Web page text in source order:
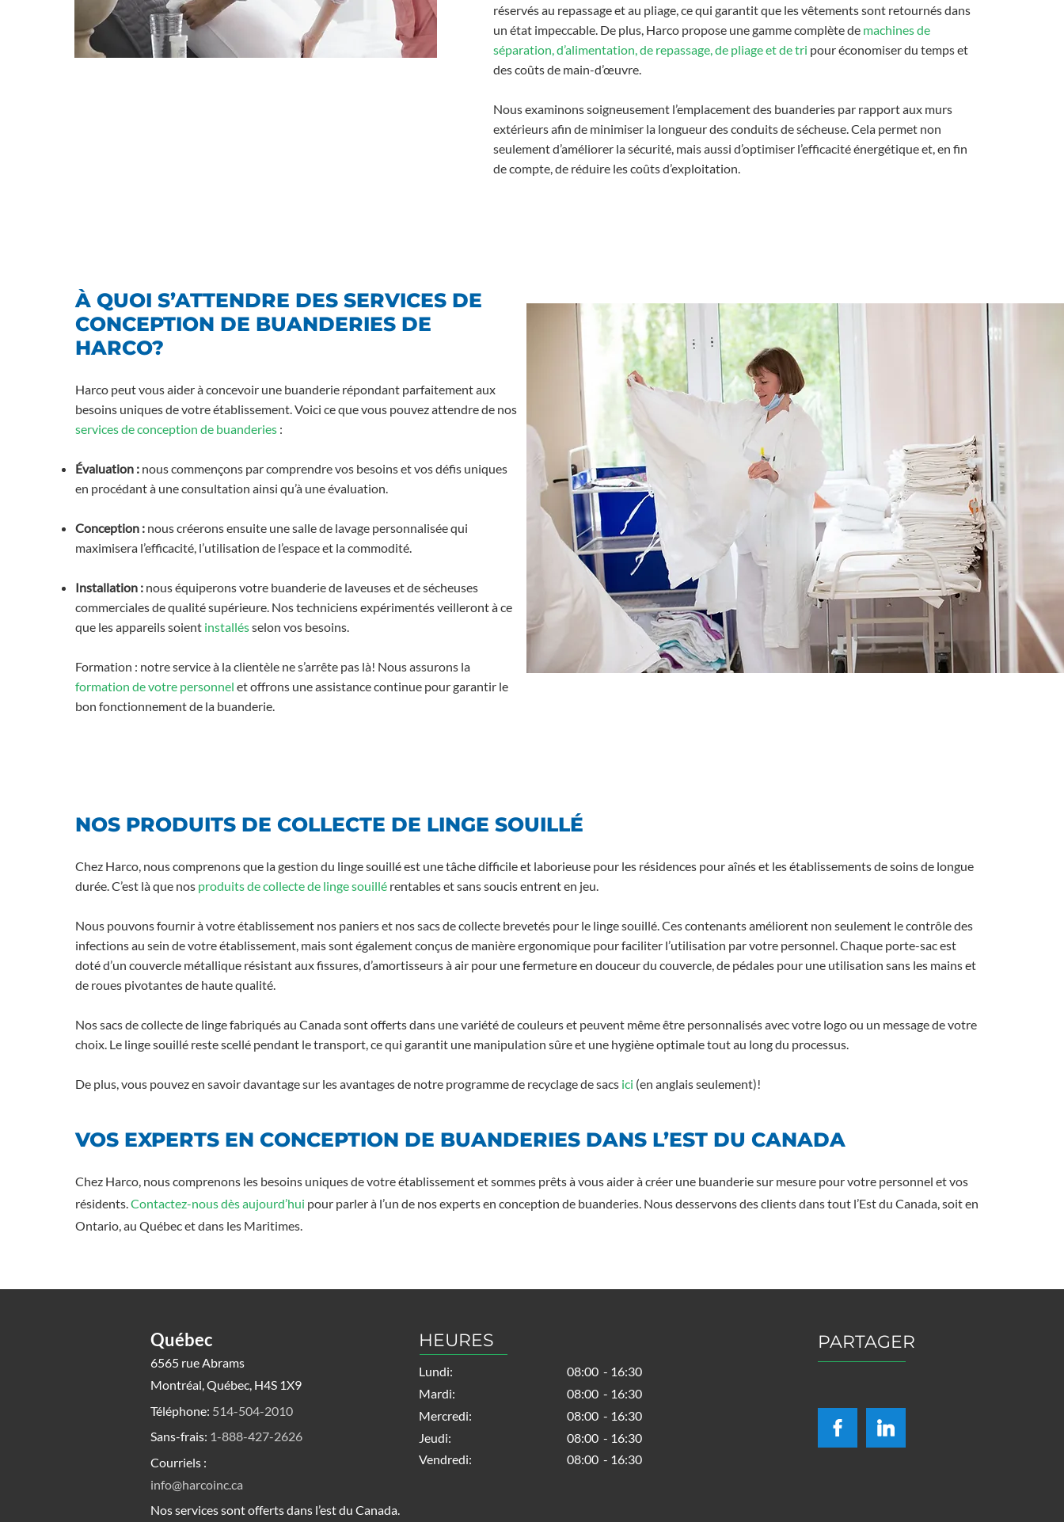
réservés au repassage et au pliage, ce qui garantit que les vêtements sont retournés dans
un état impeccable. De plus, Harco propose une gamme complète de machines de
séparation, d’alimentation, de repassage, de pliage et de tri pour économiser du temps et
des coûts de main-d’œuvre.
Nous examinons soigneusement l’emplacement des buanderies par rapport aux murs
extérieurs afin de minimiser la longueur des conduits de sécheuse. Cela permet non
seulement d’améliorer la sécurité, mais aussi d’optimiser l’efficacité énergétique et, en fin
de compte, de réduire les coûts d’exploitation.
À QUOI S’ATTENDRE DES SERVICES DE
CONCEPTION DE BUANDERIES DE
HARCO?
Harco peut vous aider à concevoir une buanderie répondant parfaitement aux
besoins uniques de votre établissement. Voici ce que vous pouvez attendre de nos
services de conception de buanderies :
Évaluation : nous commençons par comprendre vos besoins et vos défis uniques
en procédant à une consultation ainsi qu’à une évaluation.
Conception : nous créerons ensuite une salle de lavage personnalisée qui
maximisera l’efficacité, l’utilisation de l’espace et la commodité.
Installation : nous équiperons votre buanderie de laveuses et de sécheuses
commerciales de qualité supérieure. Nos techniciens expérimentés veilleront à ce
que les appareils soient installésselon vos besoins.
Formation : notre service à la clientèle ne s’arrête pas là! Nous assurons la
formation de votre personnel et offrons une assistance continue pour garantir le
bon fonctionnement de la buanderie.
NOS PRODUITS DE COLLECTE DE LINGE SOUILLÉ
Chez Harco, nous comprenons que la gestion du linge souillé est une tâche difficile et laborieuse pour les résidences pour aînés et les établissements de soins de longue
durée. C’est là que nos produits de collecte de linge souillé rentables et sans soucis entrent en jeu.
Nous pouvons fournir à votre établissement nos paniers et nos sacs de collecte brevetés pour le linge souillé. Ces contenants améliorent non seulement le contrôle des
infections au sein de votre établissement, mais sont également conçus de manière ergonomique pour faciliter l’utilisation par votre personnel. Chaque porte-sac est
doté d’un couvercle métallique résistant aux fissures, d’amortisseurs à air pour une fermeture en douceur du couvercle, de pédales pour une utilisation sans les mains et
de roues pivotantes de haute qualité.
Nos sacs de collecte de linge fabriqués au Canada sont offerts dans une variété de couleurs et peuvent même être personnalisés avec votre logo ou un message de votre
choix. Le linge souillé reste scellé pendant le transport, ce qui garantit une manipulation sûre et une hygiène optimale tout au long du processus.
De plus, vous pouvez en savoir davantage sur les avantages de notre programme de recyclage de sacs ici (en anglais seulement)!
VOS EXPERTS EN CONCEPTION DE BUANDERIES DANS L’EST DU CANADA
Chez Harco, nous comprenons les besoins uniques de votre établissement et sommes prêts à vous aider à créer une buanderie sur mesure pour votre personnel et vos
résidents.Contactez-nous dès aujourd’hui pour parler à l’un de nos experts en conception de buanderies. Nous desservons des clients dans tout l’Est du Canada, soit en
Ontario, au Québec et dans les Maritimes.
Québec
6565 rue Abrams
Montréal, Québec, H4S 1X9
Téléphone: 514-504-2010
Sans-frais: 1-888-427-2626
Courriels :
info@harcoinc.ca
Nos services sont offerts dans l’est du Canada.
HEURES
Lundi:
08:00 - 16:30
Mardi:
08:00 - 16:30
Mercredi:
08:00 - 16:30
Jeudi:
08:00 - 16:30
Vendredi:
08:00 - 16:30
PARTAGER